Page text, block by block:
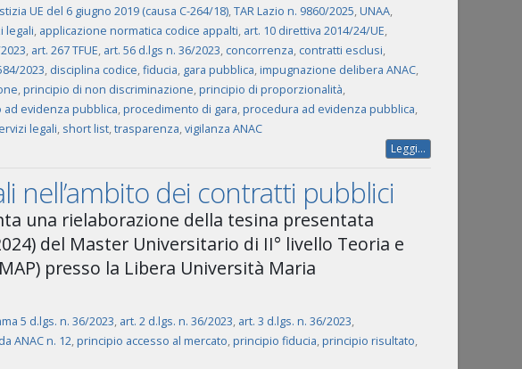
UE del 6 giugno 2019 (causa C-264/18),TAR Lazio n. 9860/2025,UNAA,
legali, applicazione normatica codice appalti, art. 10 direttiva 2014/24/UE,
, art. 267 TFUE, art. 56 d.lgs n. 36/2023, concorrenza, contratti esclusi,
2023, disciplina codice,fiducia, gara pubblica,impugnazione delibera ANAC,
,principio di non discriminazione,principio di proporzionalità,
evidenza pubblica,procedimento di gara,procedura ad evidenza pubblica,
legali, short list,trasparenza,vigilanza ANAC
Leggi...
nell’ambito dei contratti pubblici
una rielaborazione della tesina presentata
del Master Universitario di II° livello Teoria e
presso la Libera Università Maria
5 d.lgs. n. 36/2023, art. 2 d.lgs. n. 36/2023, art. 3 d.lgs. n. 36/2023,
ANAC n. 12,principio accesso al mercato,principio fiducia,principio risultato,